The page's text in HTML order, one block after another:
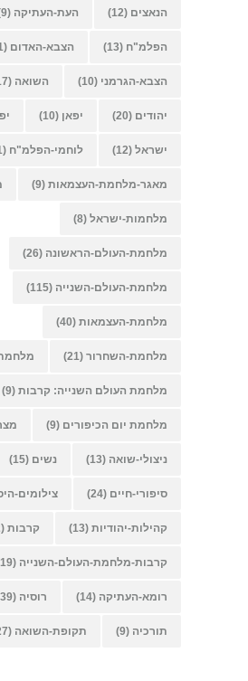
הנאצים (12) העת-העתיקה (9)
הפלמ"ח (13) הצבא-האדום (21)
הצבא-הגרמני (10) השואה (17)
יהודים (20) יפאן (10)
ישראל (12) לוחמי-הפלמ"ח (11)
מאגר-מלחמת-העצמאות (9)
מלחמות-ישראל (8)
מלחמת-העולם-הראשונה (26)
מלחמת-העולם-השנייה (115)
מלחמת-העצמאות (40)
מלחמת-השחרור (21)
מלחמת העולם השנייה: קרבות (9)
מלחמת יום הכיפורים (9)
ניצולי-שואה (13) נשים (15)
סיפורי-חיים (24) צילומים-
קהילות-יהודיות (13) קרבות (12)
קרבות-מלחמת-העולם-השנייה (19)
רומא-העתיקה (14) רוסיה (39)
תורכיה (9) תקופת-השואה (27)